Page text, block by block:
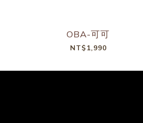
OBA-可可
NT$1,990